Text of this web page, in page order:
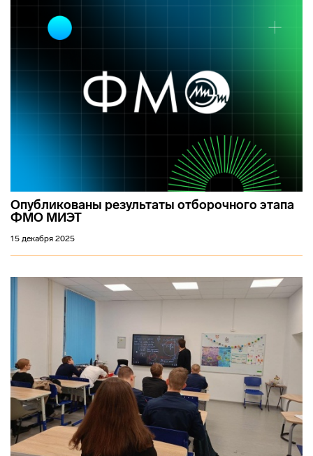
Опубликованы результаты отборочного этапа
ФМО МИЭТ
15 декабря 2025